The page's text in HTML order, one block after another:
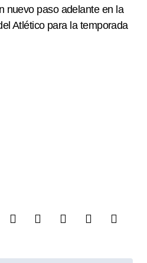
nuevo paso adelante en la
Atlético para la temporada